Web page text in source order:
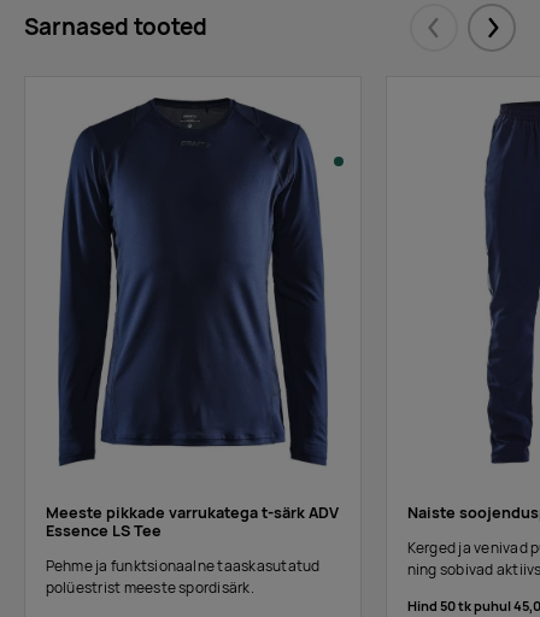
Sarnased tooted Eelmised
Meeste pikkade varrukatega t-särk ADV
Essence LS Tee
Pehme ja funktsionaalne taaskasutatud
polüestrist meeste spordisärk.
Naiste
Kerged ja venivad
ning sobivad
Hind 50 tk puhul